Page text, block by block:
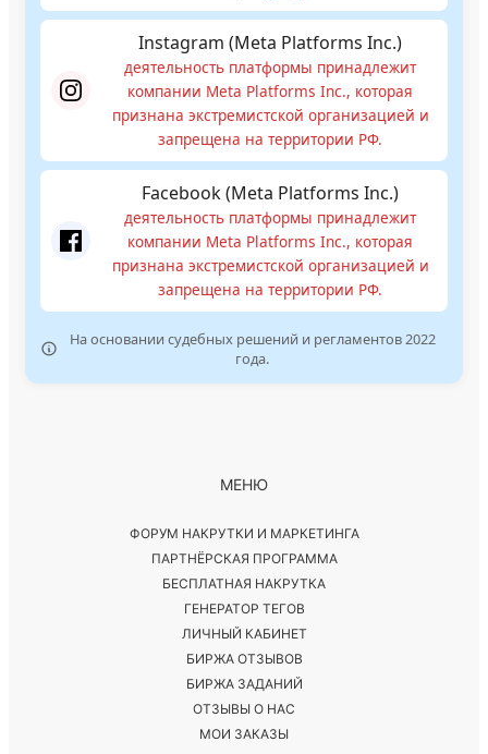
Instagram (Meta Platforms Inc.)
деятельность платформы принадлежит
компании Meta Platforms Inc., которая
признана экстремистской организацией и
запрещена на территории РФ.
Facebook (Meta Platforms Inc.)
деятельность платформы принадлежит
компании Meta Platforms Inc., которая
признана экстремистской организацией и
запрещена на территории РФ.
На основании судебных решений и регламентов 2022
года.
МЕНЮ
ФОРУМ НАКРУТКИ И МАРКЕТИНГА
ПАРТНЁРСКАЯ ПРОГРАММА
БЕСПЛАТНАЯ НАКРУТКА
ГЕНЕРАТОР ТЕГОВ
ЛИЧНЫЙ КАБИНЕТ
БИРЖА ОТЗЫВОВ
БИРЖА ЗАДАНИЙ
ОТЗЫВЫ О НАС
МОИ ЗАКАЗЫ